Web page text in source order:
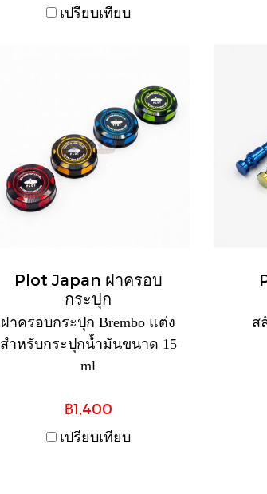
เปรียบเทียบ
Plot Japan ฝาครอบ
กระปุก
ฝาครอบกระปุก Brembo แต่ง
สำหรับกระปุกน้ำมันขนาด 15
ml
฿1,400
เปรียบเทียบ
ส